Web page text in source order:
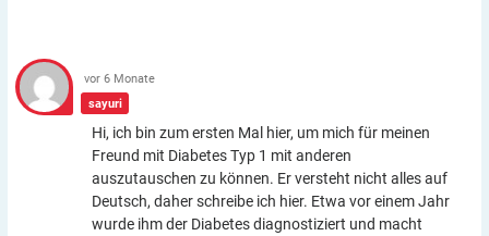
sayuri
vor 6 Monate
Hi, ich bin zum ersten Mal hier, um mich für meinen
Freund mit Diabetes Typ 1 mit anderen
auszutauschen zu können. Er versteht nicht alles auf
Deutsch, daher schreibe ich hier. Etwa vor einem Jahr
wurde ihm der Diabetes diagnostiziert und macht